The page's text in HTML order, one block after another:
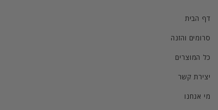
דף הבית
סרומים והזנה
כל המוצרים
יצירת קשר
מי אנחנו